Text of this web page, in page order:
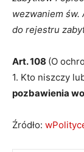
wezwaniem św.
do rejestru
Art. 108 (O
1. Kto niszczy
pozbawienia
Źródło: